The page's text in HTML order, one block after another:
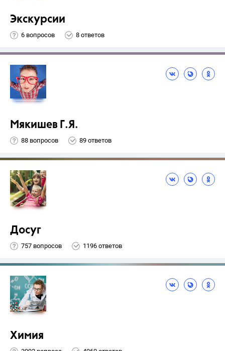
Экскурсии
6 вопросов 8 ответов
Мякишев Г.Я.
88 вопросов 89 ответов
Досуг
757 вопросов 1196 ответов
Химия